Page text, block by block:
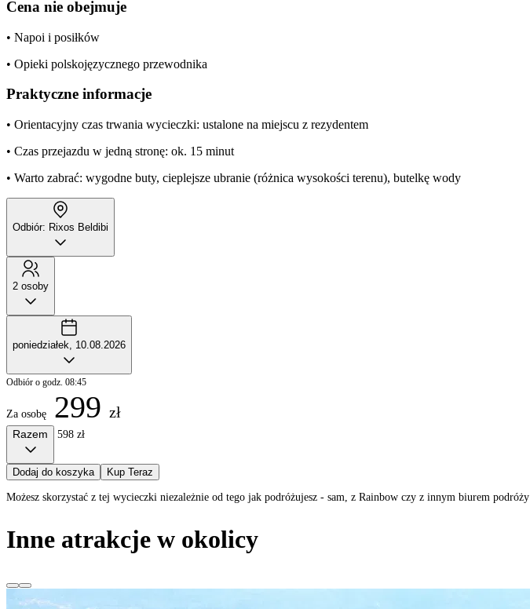
Cena nie obejmuje
• Napoi i posiłków
• Opieki polskojęzycznego przewodnika
Praktyczne informacje
• Orientacyjny czas trwania wycieczki: ustalone na miejscu z rezydentem
• Czas przejazdu w jedną stronę: ok. 15 minut
• Warto zabrać: wygodne buty, cieplejsze ubranie (różnica wysokości terenu), butelkę wody
Odbiór: Rixos Beldibi
2 osoby
poniedziałek, 10.08.2026
Odbiór o godz. 08:45
Za osobę 299 zł
Razem 598 zł
Dodaj do koszyka Kup Teraz
Możesz skorzystać z tej wycieczki niezależnie od tego jak podróżujesz - sam, z Rainbow czy z innym biurem podróży
Inne atrakcje w okolicy